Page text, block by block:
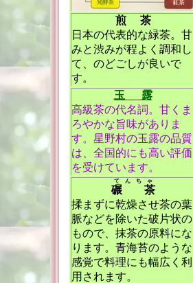
煎 茶
日本の代表的な緑茶。甘
みと渋みが程よく調和し
て、のどごしが良いで
す。
玉 露
高級茶の代名詞。甘くま
ろやかな旨味がありま
す。星野村の玉露の品質
は、全国的にも高い評価
を受けています。
碾 茶
てんちゃ
揉まずに乾燥させ茶の葉
脈などを除いた破片状の
もので、抹茶の原料にな
ります。青海苔のような
感覚で料理にも幅広く利
用されます。